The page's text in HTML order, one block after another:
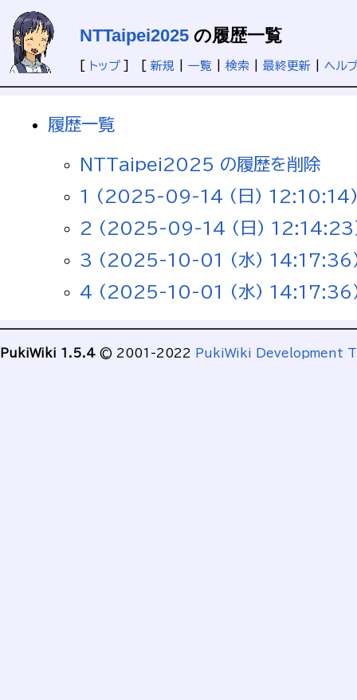
NTTaipei2025 の履歴一覧
トップ] [ 新規 一覧 検索 最終更新 ヘルプ
履歴一覧
NTTaipei2025 の履歴を削除
1 (2025-09-14 (日)
2 (2025-09-14 (日)
3 (2025-10-01 (水)
4 (2025-10-01 (水)
PukiWiki 1.5.4 © 2001-2022 PukiWiki Development